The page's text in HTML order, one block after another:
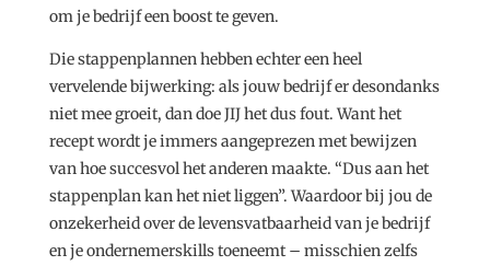
om je bedrijf een boost te geven.
Die stappenplannen hebben echter een heel
vervelende bijwerking: als jouw bedrijf er desondanks
niet mee groeit, dan doe JIJ het dus fout. Want het
recept wordt je immers aangeprezen met bewijzen
van hoe succesvol het anderen maakte. “Dus aan het
stappenplan kan het niet liggen”. Waardoor bij jou de
onzekerheid over de levensvatbaarheid van je bedrijf
en je ondernemerskills toeneemt – misschien zelfs